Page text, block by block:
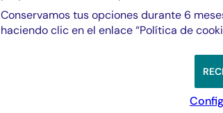
más allá de
clases de
Conservamos tus opciones durante 6
haciendo clic en el enlace “Política de